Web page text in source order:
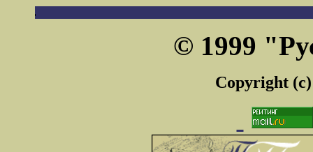
© 1999
Copyright